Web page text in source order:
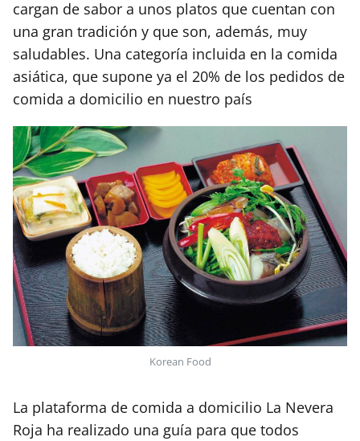
cargan de sabor a unos platos que cuentan con
una gran tradición y que son, además, muy
saludables. Una categoría incluida en la comida
asiática, que supone ya el 20% de los pedidos de
comida a domicilio en nuestro país
Korean Food
La plataforma de comida a domicilio La Nevera
Roja ha realizado una guía para que todos